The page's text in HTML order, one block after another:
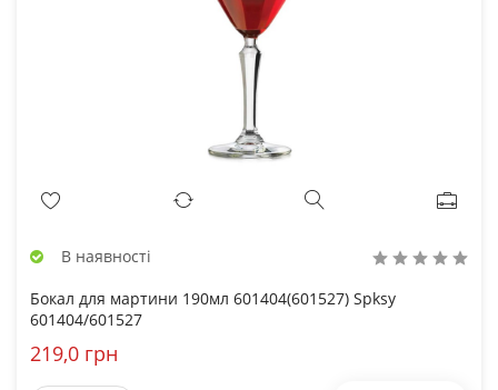
В наявності
Бокал для мартини 190мл 601404(601527) Spksy
601404/601527
219,0 грн